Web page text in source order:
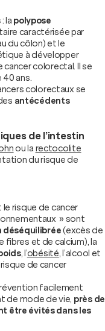
: lapolypose
caractérisée par
du côlon) et le
à développer
colorectal. Il se
40 ans.
colorectaux se
antécédents
de l’intestin
ou larectocolite
du risque de
risque de cancer
» sont
déséquilibrée(excès de
fibres et de calcium), la
, l’obésité, l’alcool et
de cancer
facilement
de mode de vie, près de
être évités dans les